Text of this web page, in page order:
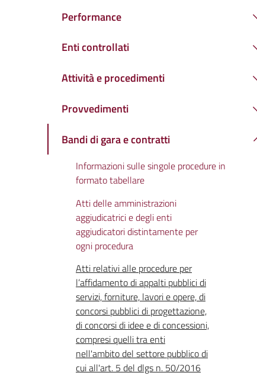
Performance
Enti controllati
Attività e procedimenti
Provvedimenti
Bandi di gara e contratti
Informazioni sulle singole procedure in
formato tabellare
Atti delle amministrazioni
aggiudicatrici e degli enti
aggiudicatori distintamente per
ogni procedura
Atti relativi alle procedure per
l’affidamento di appalti pubblici di
servizi, forniture, lavori e opere, di
concorsi pubblici di progettazione,
di concorsi di idee e di concessioni,
compresi quelli tra enti
nell'ambito del settore pubblico di
cui all'art. 5 del dlgs n. 50/2016